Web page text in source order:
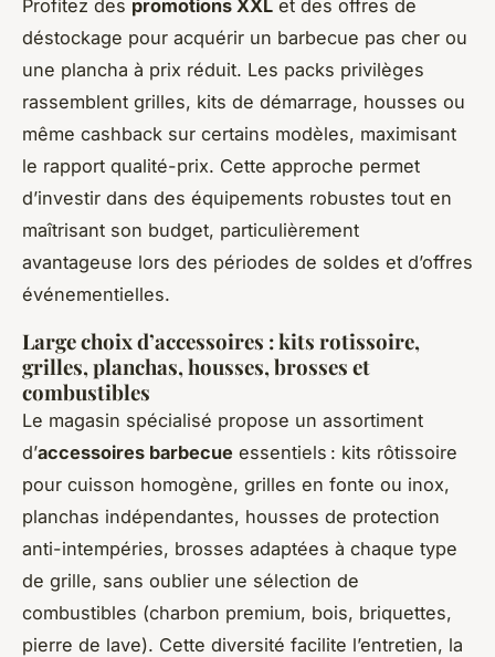
Profitez des promotions XXL et des offres de
déstockage pour acquérir un barbecue pas cher ou
une plancha à prix réduit. Les packs privilèges
rassemblent grilles, kits de démarrage, housses ou
même cashback sur certains modèles, maximisant
le rapport qualité-prix. Cette approche permet
d’investir dans des équipements robustes tout en
maîtrisant son budget, particulièrement
avantageuse lors des périodes de soldes et d’offres
événementielles.
Large choix d’accessoires : kits rotissoire,
grilles, planchas, housses, brosses et
combustibles
Le magasin spécialisé propose un assortiment
d’accessoires barbecue essentiels : kits rôtissoire
pour cuisson homogène, grilles en fonte ou inox,
planchas indépendantes, housses de protection
anti-intempéries, brosses adaptées à chaque type
de grille, sans oublier une sélection de
combustibles (charbon premium, bois, briquettes,
pierre de lave). Cette diversité facilite l’entretien, la